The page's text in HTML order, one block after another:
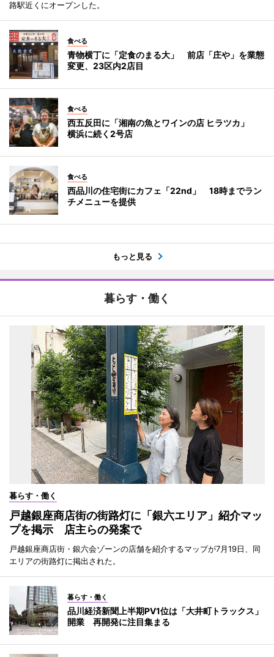
路駅近くにオープンした。
食べる
青物横丁に「定食のまる大」 前店「庄や」を業態
変更、23区内2店目
食べる
西五反田に「湘南の魚とワインの店 ヒラツカ」
横浜に続く2号店
食べる
西品川の住宅街にカフェ「22nd」 18時までラン
チメニューを提供
もっと見る
暮らす・働く
暮らす・働く
戸越銀座商店街の街路灯に「銀六エリア」紹介マッ
プを掲示 店主らの発案で
戸越銀座商店街・銀六会ゾーンの店舗を紹介するマップが7月19日、同
エリアの街路灯に掲出された。
暮らす・働く
品川経済新聞上半期PV1位は「大井町トラックス」
開業 再開発に注目集まる